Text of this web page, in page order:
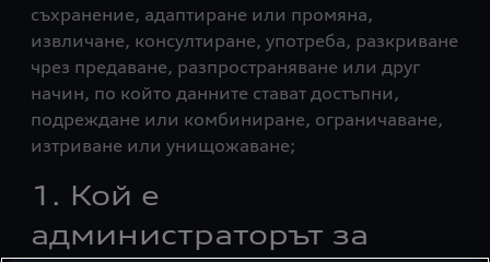
съхранение, адаптиране или промяна,
извличане, консултиране, употреба, разкриване
чрез предаване, разпространяване или друг
начин, по който данните стават достъпни,
подреждане или комбиниране, ограничаване,
изтриване или унищожаване;
1. Кой е
администраторът за